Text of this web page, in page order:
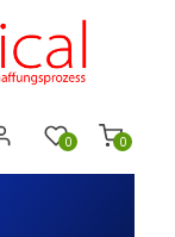
0
0